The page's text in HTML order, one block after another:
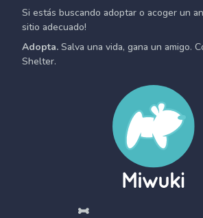
Si estás buscando adoptar o acoger un
sitio adecuado!
Adopta. Salva una vida, gana un amigo.
Shelter.